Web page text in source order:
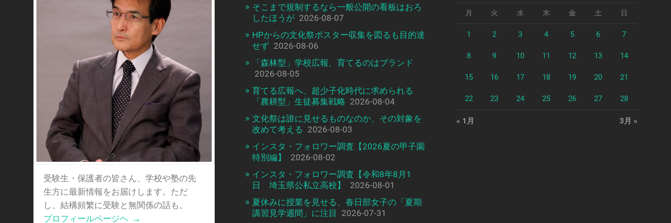
受験生・保護者の皆さん、学校や塾の先
生方に最新情報をお届けします。ただ
し、結構頻繁に受験と無関係の話も。
プロフィールページヘ →
そこまで規制するなら一般公開の看板はおろ
したほうが 2026-08-07
HPからの文化祭ポスター収集を図るも目的達
せず 2026-08-06
「森林型」学校広報、育てるのはブランド
2026-08-05
育てる広報へ、超少子化時代に求められる
「農耕型」生徒募集戦略 2026-08-04
文化祭は誰に見せるものなのか、その対象を
改めて考える 2026-08-03
インスタ・フォロワー調査【2026夏の甲子園
特別編】
2026-08-02
インスタ・フォロワー調査【令和8年8月1
日 埼玉県公私立高校】
2026-08-01
夏休みに授業を見せる、春日部女子の「夏期
講習見学週間」に注目
2026-07-31
月 火 水 木 金 土 日
1 2 3 4 5 6 7
8 9 10 11 12 13 14
15 16 17 18 19 20 21
22 23 24 25 26 27 28
« 1月 3月 »